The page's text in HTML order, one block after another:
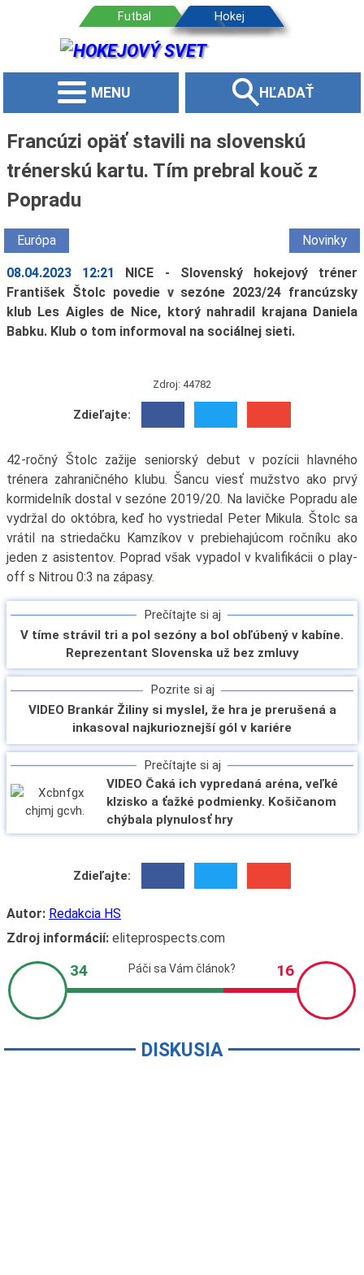
MENU HĽADAŤ
Francúzi opäť stavili na slovenskú
trénerskú kartu. Tím prebral kouč z
Popradu
Európa Novinky
08.04.2023 12:21
NICE - Slovenský hokejový tréner
František Štolc povedie v sezóne 2023/24 francúzsky
klub Les Aigles de Nice, ktorý nahradil krajana Daniela
Babku. Klub o tom informoval na sociálnej sieti.
Zdroj: 44782
Zdieľajte:
42-ročný Štolc zažije seniorský debut v pozícii hlavného
trénera zahraničného klubu. Šancu viesť mužstvo ako prvý
kormidelník dostal v sezóne 2019/20. Na lavičke Popradu ale
vydržal do októbra, keď ho vystriedal Peter Mikula. Štolc sa
vrátil na striedačku Kamzíkov v prebiehajúcom ročníku ako
jeden z asistentov. Poprad však vypadol v kvalifikácii o play-
off s Nitrou 0:3 na zápasy.
Prečítajte si aj
V tíme strávil tri a pol sezóny a bol obľúbený v kabíne.
Reprezentant Slovenska už bez zmluvy
Pozrite si aj
VIDEO Brankár Žiliny si myslel, že hra je prerušená a
inkasoval najkurioznejší gól v kariére
Prečítajte si aj
VIDEO Čaká ich vypredaná aréna, veľké
klzisko a ťažké podmienky. Košičanom
chýbala plynulosť hry
Zdieľajte:
Autor: Redakcia HS
Zdroj informácií:eliteprospects.com
DISKUSIA